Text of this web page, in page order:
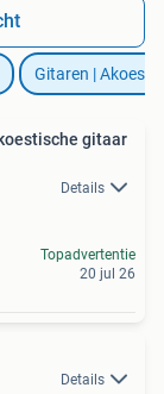
Gitaren |
gitaar
Details
Topadvertentie
20 jul 26
Details